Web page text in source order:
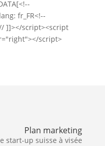
fr_FR<!--
]]></script><script
script>
Plan marketing
start-up suisse à visée